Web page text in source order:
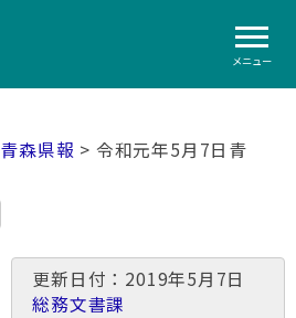
メニュー
青森県報 > 令和元年5月7日青
更新日付：2019年5月7日
総務文書課